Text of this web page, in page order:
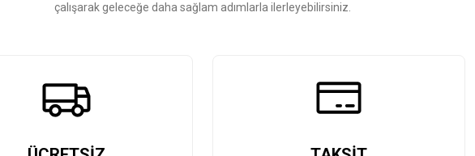
çalışarak geleceğe daha sağlam adımlarla ilerleyebilirsiniz.